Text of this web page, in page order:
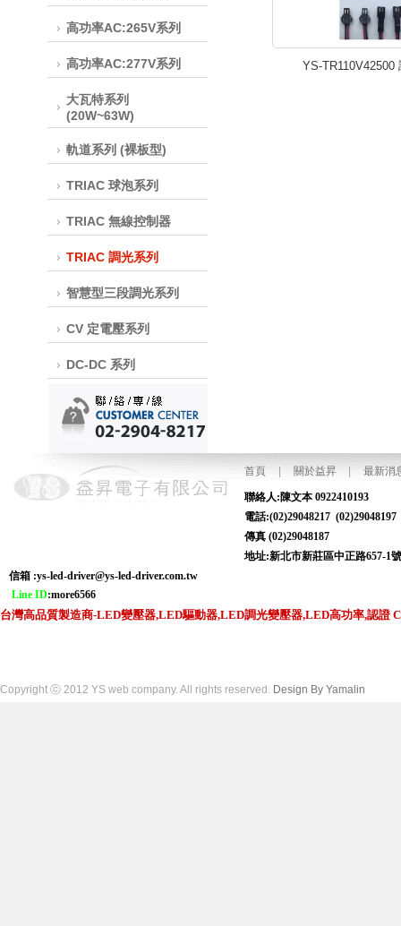
高功率AC:265V系列
高功率AC:277V系列
大瓦特系列
(20W~63W)
軌道系列 (裸板型)
TRIAC 球泡系列
TRIAC 無線控制器
TRIAC 調光系列
智慧型三段調光系列
CV 定電壓系列
DC-DC 系列
YS-TR110V42500
首頁 關於益昇|最新消
聯絡人:陳
電話:(02)29048217
傳真 (02)29048187
地址:新北市新莊區中正
信箱 :ys-led-driver@ys-led-driver.com.tw
Line ID:more6566
台灣高品質製造商-LED變壓器,LED驅動器,LED調光變壓器,LED高功率,認證
Copyright ⓒ 2012 YS web company. All rights reserved. Design By Yamalin